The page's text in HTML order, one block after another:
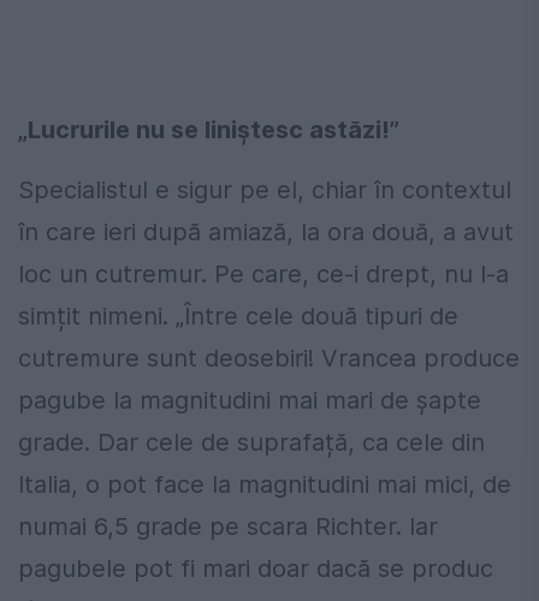
„Lucrurile nu se liniștesc astăzi!”
Specialistul e sigur pe el, chiar în contextul
în care ieri după amiază, la ora două, a avut
loc un cutremur. Pe care, ce-i drept, nu l-a
simțit nimeni. „Între cele două tipuri de
cutremure sunt deosebiri! Vrancea produce
pagube la magnitudini mai mari de șapte
grade. Dar cele de suprafață, ca cele din
Italia, o pot face la magnitudini mai mici, de
numai 6,5 grade pe scara Richter. Iar
pagubele pot fi mari doar dacă se produc